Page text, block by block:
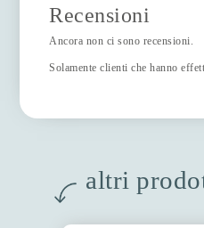
Recensioni
Ancora non ci sono recensioni.
Solamente clienti che hanno
altri